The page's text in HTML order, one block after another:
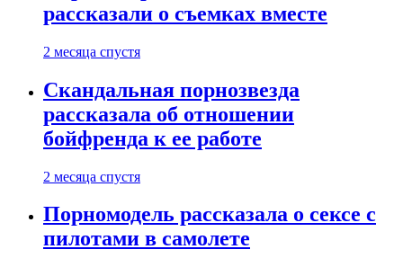
рассказали о съемках вместе
2 месяца спустя
Скандальная порнозвезда
рассказала об отношении
бойфренда к ее работе
2 месяца спустя
Порномодель рассказала о сексе с
пилотами в самолете